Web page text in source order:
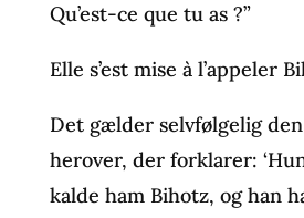
Qu’est-ce que tu as ?”
Elle s’est mise à l’appeler
Det gælder selvfølgelig
herover, der forklarer:
kalde ham Bihotz, og han